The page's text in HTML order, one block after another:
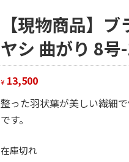
【現物商品】
ヤシ 曲がり 8号
¥ 13,500
整った羽状葉が美しい繊細
です。
在庫切れ